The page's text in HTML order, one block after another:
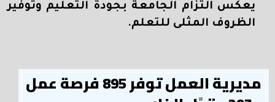
يعكس التزام الجامعة بجودة التعليم وتوفير
الظروف المثلى للتعلم.
مديرية العمل توفر 895 فرصة عمل